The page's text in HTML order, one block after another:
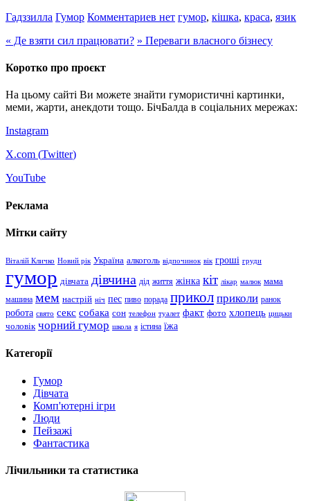
Гадззилла Гумор Комментариев нет гумор, кішка, краса, язик
« Де взяти сил працювати? » Переваги власного бізнесу
Коротко про проєкт
На цьому сайті Ви можете знайти гумористичні картинки,
меми, жарти, анекдоти тощо. БічБалда в соціальних мережах:
Instagram
X.com (Twitter)
YouTube
Реклама
Мітки сайту
Віталій Кличко Новий рік Україна алкоголь відпочинок вік гроші груди
гумор дівчата дівчина дід життя жінка кіт лікар малюк мама
машина мем настрій ніч пес пиво порада прикол приколи ранок
робота свято секс собака сон телефон туалет факт фото хлопець цицьки
чоловік чорний гумор школа я істина їжа
Категорії
Гумор
Дівчата
Комп'ютерні ігри
Люди
Пейзажі
Фантастика
Лічильники та статистика